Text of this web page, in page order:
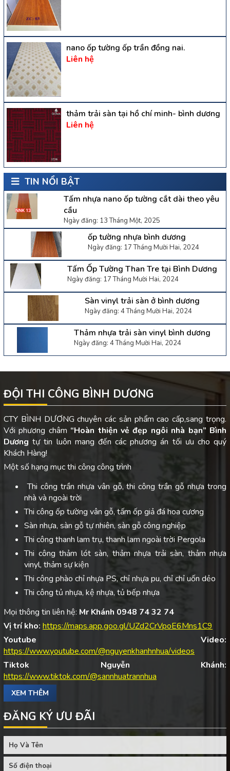
nano ốp tường ốp trần đồng nai.
Liên hệ
thảm trải sàn tại hồ chí minh- bình dương
Liên hệ
TIN NỔI BẬT
Tấm nhựa nano ốp tường cắt dài theo yêu
cầu
Ngày đăng: 13 Tháng Một, 2025
ốp tường nhựa bình dương
Ngày đăng: 17 Tháng Mười Hai, 2024
Tấm Ốp Tường Than Tre tại Bình Dương
Ngày đăng: 17 Tháng Mười Hai, 2024
Sàn vinyl trải sàn ở bình dương
Ngày đăng: 4 Tháng Mười Hai, 2024
Thảm nhựa trải sàn vinyl bình dương
Ngày đăng: 4 Tháng Mười Hai, 2024
ĐỘI THI CÔNG BÌNH DƯƠNG
CTY BÌNH DƯƠNG chuyên các sản phẩm cao cấp,sang trọng.
Với phương châm “Hoàn thiện vẻ đẹp ngôi nhà bạn” Bình
Dươngtự tin luôn mang đến các phương án tối ưu cho quý
Khách Hàng!
Một số hạng mục thi công công trình
Thi công trần nhựa vân gỗ, thi công trần gỗ nhựa trong
nhà và ngoài trời
Thi công ốp tường vân gỗ, tấm ốp giả đá hoa cương
Sàn nhựa, sàn gỗ tự nhiên, sàn gỗ công nghiệp
Thi công thanh lam trụ, thanh lam ngoài trời Pergola
Thi công thảm lót sàn, thảm nhựa trải sàn, thảm nhựa
vinyl, thảm sự kiện
Thi công phào chỉ nhựa PS, chỉ nhựa pu, chỉ chỉ uốn dẻo
Thi công tủ nhựa, kệ nhựa, tủ bếp nhựa
Mọi thông tin liên hệ: Mr Khánh 0948 74 32 74
Vị trí kho: https://maps.app.goo.gl/UZd2CrVpoE6Mns1C9
Youtube Video:
https://www.youtube.com/@nguyenkhanhnhua/videos
Tiktok Nguyễn Khánh:
https://www.tiktok.com/@sannhuatrannhua
XEM THÊM
ĐĂNG KÝ ƯU ĐÃI